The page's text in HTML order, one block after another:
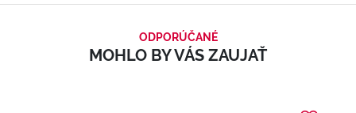
ODPORÚČANÉ
MOHLO BY VÁS ZAUJAŤ